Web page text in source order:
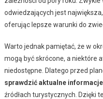
odwiedzających jest
oferując lepsze warunki do
Warto jednak pamiętać, że w
mogą być skrócone, a niektóre
niedostępne. Dlatego przed
sprawdzić aktualne informacje
źródłach turystycznych. Dzięki